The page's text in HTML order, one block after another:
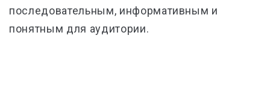
последовательным, информативным и
понятным для аудитории.